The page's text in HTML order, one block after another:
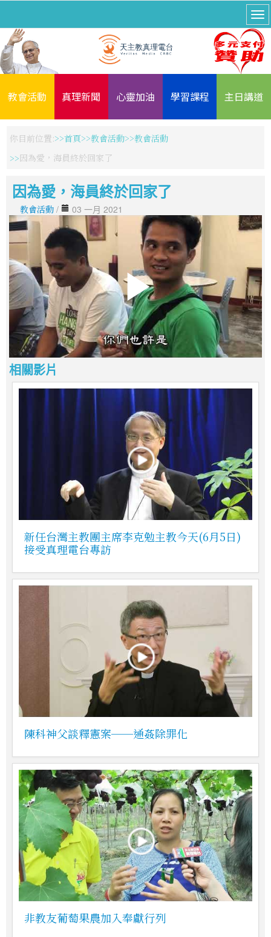
教會活動 真理新聞 心靈加油 學習課程 主日講道
你目前位置: 首頁 教會活動
教會活動
因為愛，海員終於回家了
因為愛，海員終於回家了
教會活動 / 03 一月 2021
相關影片
新任台灣主教團主席李克勉主教今天(6月5日)
接受真理電台專訪
陳科神父談釋憲案──通姦除罪化
非教友葡萄果農加入奉獻行列